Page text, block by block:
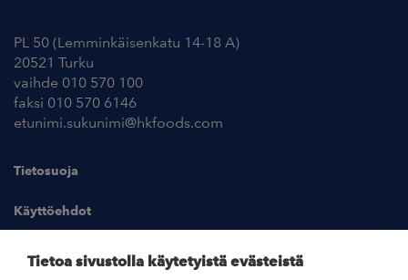
PL 50 (Lemminkäisenkatu 14-18 A)
20521 Turku
vaihde 010 570 100
faksi 010 570 6146
etunimi.sukunimi@hkfoods.com
Tietosuoja
Käyttöehdot
Kuvapankki
Tietoa sivustolla käytetyistä evästeistä